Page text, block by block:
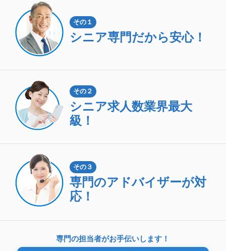
その１
シニア専門だから安心！
その２
シニア求人数業界最大
級！
その３
専門のアドバイザーが対
応！
専門の担当者がお手伝いします！